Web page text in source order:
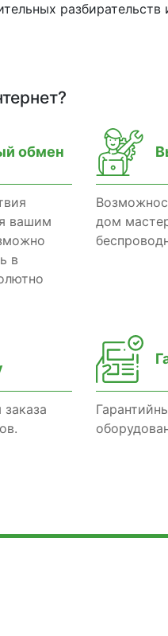
разбирательств
обмен
вашим
в
дом